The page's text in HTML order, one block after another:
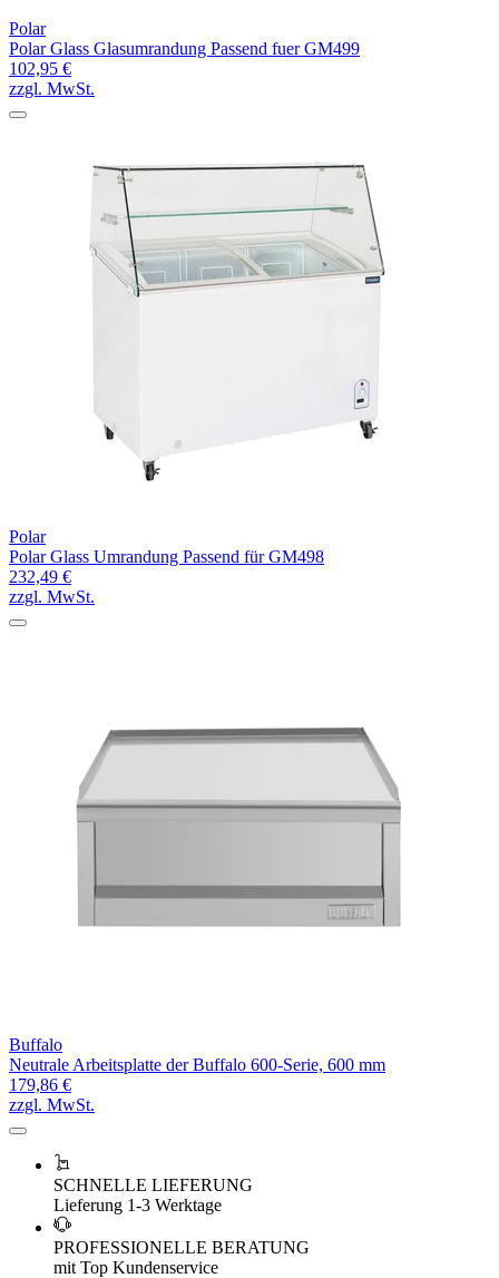
Polar
Polar Glass Glasumrandung Passend fuer GM499
102,95 €
zzgl. MwSt.
Polar
Polar Glass Umrandung Passend für GM498
232,49 €
zzgl. MwSt.
Buffalo
Neutrale Arbeitsplatte der Buffalo 600-Serie, 600 mm
179,86 €
zzgl. MwSt.
SCHNELLE LIEFERUNG
Lieferung 1-3 Werktage
PROFESSIONELLE BERATUNG
mit Top Kundenservice